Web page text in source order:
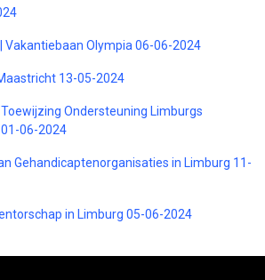
Vakantiebaan Olympia 06-06-2024
13-05-2024
Ondersteuning Limburgs
06-2024
Gehandicaptenorganisaties in Limburg 11-
in Limburg 05-06-2024